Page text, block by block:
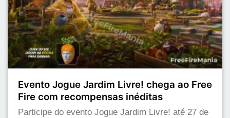
Evento Jogue Jardim Livre! chega ao Free
Fire com recompensas inéditas
Participe do evento Jogue Jardim Livre! até 27 de